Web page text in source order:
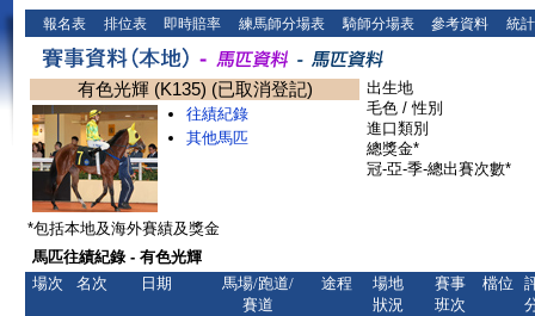
報名表 排位表 即時賠率 練馬師分場表 騎師分場表 參考資料 統
有色光輝 (K135) (已取消登記)
往績紀錄
其他馬匹
出生地
毛色 / 性別
進口類別
總獎金*
冠-亞-季-總出賽次數*
*包括本地及海外賽績及獎金
馬匹往績紀錄 - 有色光輝
場次
名次 日期
馬場/跑道/
賽道
途程
場地
狀況
賽事
班次
檔位